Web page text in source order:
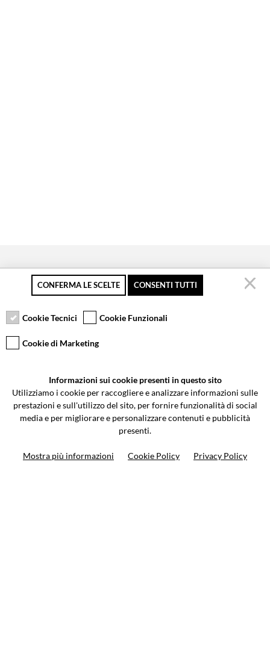
Pagamento sicuro
Resi gratuiti fino a 30
Servizio clienti
Via Galileo Galilei 5 | Verano Brianza (MB) 20843 | ITALY
0362-805407-info@valtermoto.com
CONFERMA LE SCELTE CONSENTI TUTTI
Cookie Tecnici Cookie Funzionali
Cookie di Marketing
Informazioni sui cookie presenti in questo sito
Utilizziamo i cookie per raccogliere e analizzare informazioni sulle
prestazioni e sull'utilizzo del sito, per fornire funzionalità di social
media e per migliorare e personalizzare contenuti e pubblicità
presenti.
Mostra più informazioni Cookie Policy Privacy Policy